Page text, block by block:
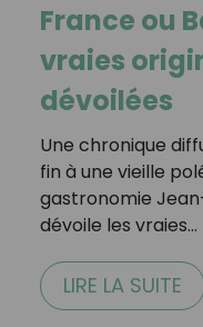
France ou
vraies
dévoilées
Une chronique
fin à une vieille
gastronomie
dévoile les vraies…
LIRE LA SUITE